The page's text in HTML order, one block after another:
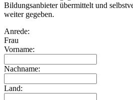
Bildungsanbieter übermittelt und
weiter gegeben.
Anrede:
Frau
Vorname:
Nachname:
Land: